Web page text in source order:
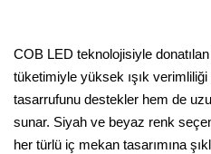
COB LED teknolojisiyle
tüketimiyle yüksek ışık
tasarrufunu destekler hem de
sunar. Siyah ve beyaz renk
her türlü iç mekan tasarımına